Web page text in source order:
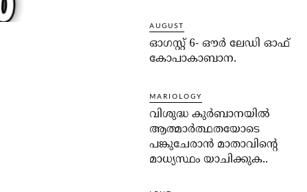
AUGUST
ഓഗസ്റ്റ് 6- ഔര്‍ ലേഡി ഓഫ്
കോപാകാബാന.
MARIOLOGY
വിശുദ്ധ കുര്‍ബാനയില്‍
ആത്മാര്‍ത്ഥതയോടെ
പങ്കുചേരാന്‍ മാതാവിന്റെ
മാധ്യസ്ഥം യാചിക്കുക..